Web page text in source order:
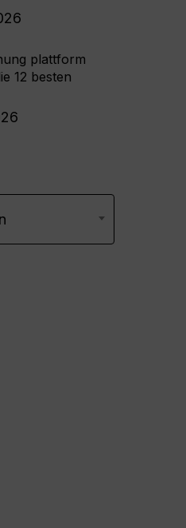
plattform
12 besten